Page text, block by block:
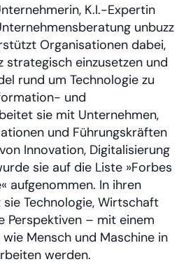
K.I.-Expertin
unbuzz
Organisationen dabei,
strategisch einzusetzen und
rund um Technologie zu
und
sie mit Unternehmen,
und Führungskräften
Innovation, Digitalisierung
sie auf die Liste »Forbes
aufgenommen. In ihren
Technologie, Wirtschaft
Perspektiven – mit einem
Mensch und Maschine in
werden.